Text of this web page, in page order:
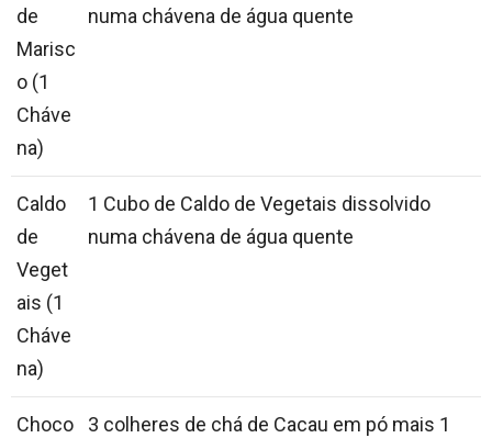
de
Marisc
o (1
Cháve
na)
numa chávena de água quente
Caldo
de
Veget
ais (1
Cháve
na)
1 Cubo de Caldo de Vegetais dissolvido
numa chávena de água quente
Choco
3 colheres de chá de Cacau em pó mais 1